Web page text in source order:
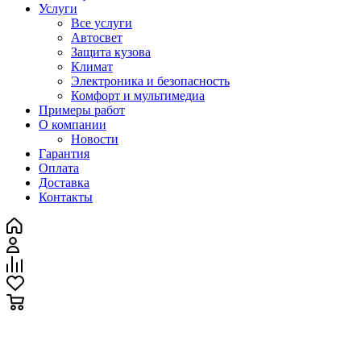
Услуги
Все услуги
Автосвет
Защита кузова
Климат
Электроника и безопасность
Комфорт и мультимедиа
Примеры работ
О компании
Новости
Гарантия
Оплата
Доставка
Контакты